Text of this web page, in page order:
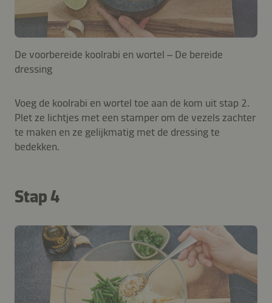
De voorbereide koolrabi en wortel – De bereide
dressing
Voeg de koolrabi en wortel toe aan de kom uit stap 2.
Plet ze lichtjes met een stamper om de vezels zachter
te maken en ze gelijkmatig met de dressing te
bedekken.
Stap 4